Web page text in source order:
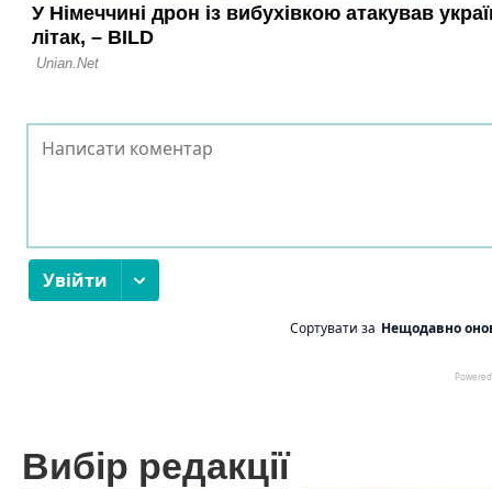
Вибір редакції